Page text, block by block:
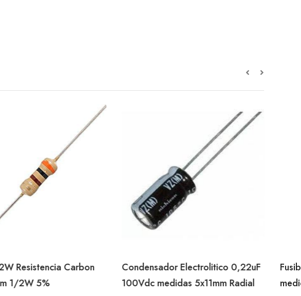
Resistencia Carbon
1/2W 5%
Condensador Electrolitico 0,22uF
100Vdc medidas 5x11mm Radial